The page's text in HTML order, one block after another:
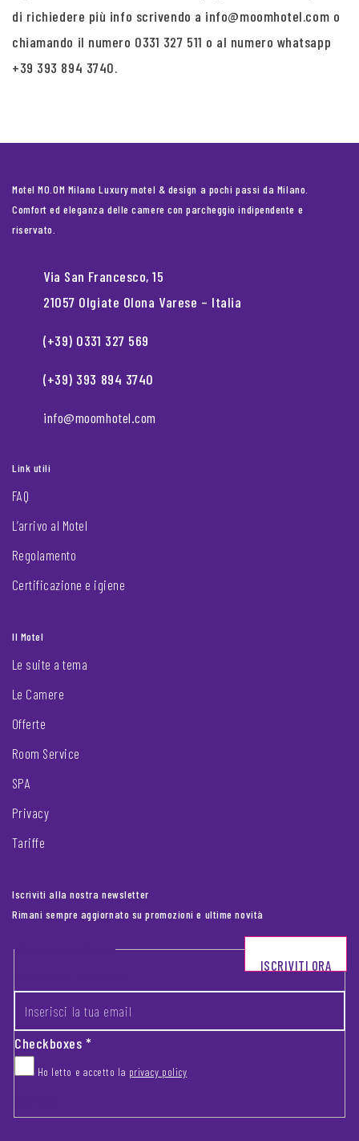
di richiedere più info scrivendo a info@moomhotel.com o
chiamando il numero 0331 327 511 o al numero whatsapp
+39 393 894 3740.
Motel MO.OM Milano Luxury motel & design a pochi passi da Milano.
Comfort ed eleganza delle camere con parcheggio indipendente e
riservato.
Via San Francesco, 15
21057 Olgiate Olona Varese – Italia
(+39) 0331 327 569
(+39) 393 894 3740
info@moomhotel.com
Link utili
FAQ
L’arrivo al Motel
Regolamento
Certificazione e igiene
Il Motel
Le suite a tema
Le Camere
Offerte
Room Service
SPA
Privacy
Tariffe
Iscriviti alla nostra newsletter
Rimani sempre aggiornato su promozioni e ultime novità
Footer newsletter
Checkboxes*
Ho letto e accetto la privacy policy
ISCRIVITI ORA